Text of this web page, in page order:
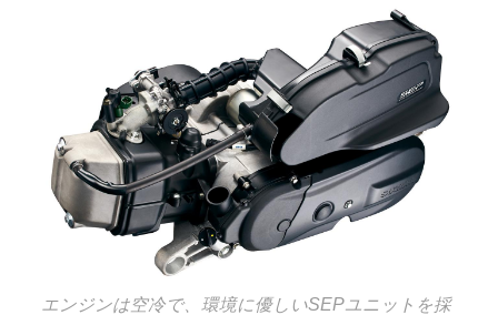
エンジンは空冷で、環境に優しいSEPユニットを採